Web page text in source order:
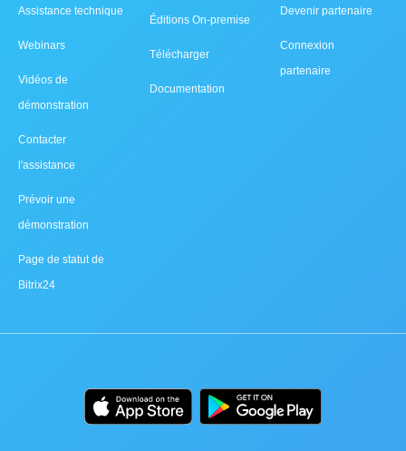
Assistance technique
Webinars
Vidéos de
démonstration
Contacter
l'assistance
Prévoir une
démonstration
Page de statut de
Bitrix24
Éditions On-premise
Télécharger
Documentation
Devenir partenaire
Connexion
partenaire